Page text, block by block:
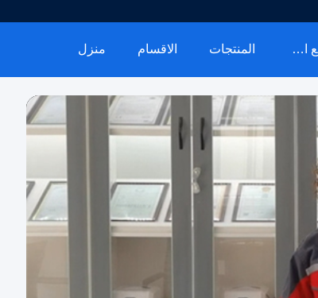
منزل الاقسام المنتجات عرض الواقع الافتراضي